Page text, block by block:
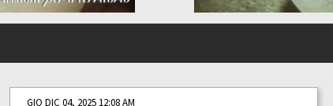
GIO DIC 04, 2025 12:08 AM